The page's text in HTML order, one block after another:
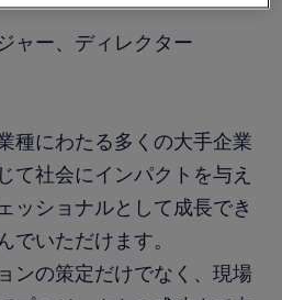
ャー、ディレクター
種にわたる多くの大手企業
て社会にインパクトを与え
ッショナルとして成長でき
でいただけます。
ンの策定だけでなく、現場